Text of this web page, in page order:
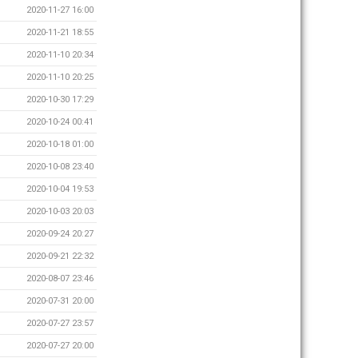
2020-11-27 16:00
2020-11-21 18:55
2020-11-10 20:34
2020-11-10 20:25
2020-10-30 17:29
2020-10-24 00:41
2020-10-18 01:00
2020-10-08 23:40
2020-10-04 19:53
2020-10-03 20:03
2020-09-24 20:27
2020-09-21 22:32
2020-08-07 23:46
2020-07-31 20:00
2020-07-27 23:57
2020-07-27 20:00